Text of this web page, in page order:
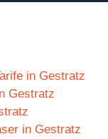
in Gestratz
Gestratz
in Gestratz